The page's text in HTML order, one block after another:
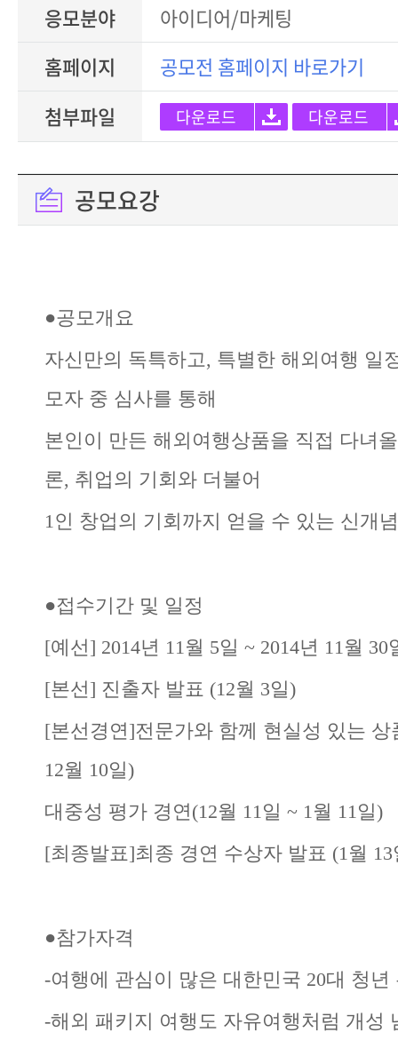
응모분야
아이디어/마케팅
홈페이지
공모전 홈페이지 바로가기
첨부파일
다운로드 다운로드
공모요강
●공모개요
자신만의 독특하고, 특별한 해외여행 일
모자 중 심사를 통해
본인이 만든 해외여행상품을 직접 다녀
론, 취업의 기회와 더불어
1인 창업의 기회까지 얻을 수 있는 신개
●접수기간 및 일정
[예선] 2014년 11월 5일 ~ 2014년 11월 30
[본선] 진출자 발표 (12월 3일)
[본선경연]전문가와 함께 현실성 있는 상
12월 10일)
대중성 평가 경연(12월 11일 ~ 1월 11일)
[최종발표]최종 경연 수상자 발표 (1월 13
●참가자격
-여행에 관심이 많은 대한민국 20대 청년
-해외 패키지 여행도 자유여행처럼 개성